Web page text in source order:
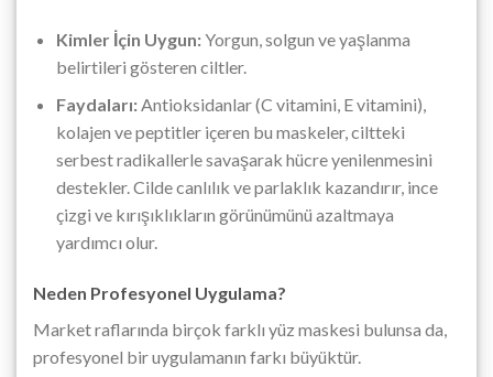
Kimler İçin Uygun:Yorgun, solgun ve yaşlanma
belirtileri gösteren ciltler.
Faydaları:Antioksidanlar (C vitamini, E vitamini),
kolajen ve peptitler içeren bu maskeler, ciltteki
serbest radikallerle savaşarak hücre yenilenmesini
destekler. Cilde canlılık ve parlaklık kazandırır, ince
çizgi ve kırışıklıkların görünümünü azaltmaya
yardımcı olur.
Neden Profesyonel Uygulama?
Market raflarında birçok farklı yüz maskesi bulunsa da,
profesyonel bir uygulamanın farkı büyüktür.